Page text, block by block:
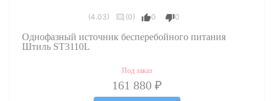
(4.03) (0) 0 0
Однофазный источник бесперебойного питания
Штиль ST3110L
Под заказ
161 880 ₽